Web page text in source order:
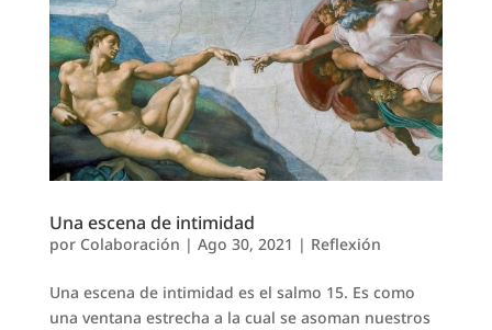
Una escena de intimidad
por Colaboración | Ago 30, 2021 | Reflexión
Una escena de intimidad es el salmo 15. Es como
una ventana estrecha a la cual se asoman nuestros